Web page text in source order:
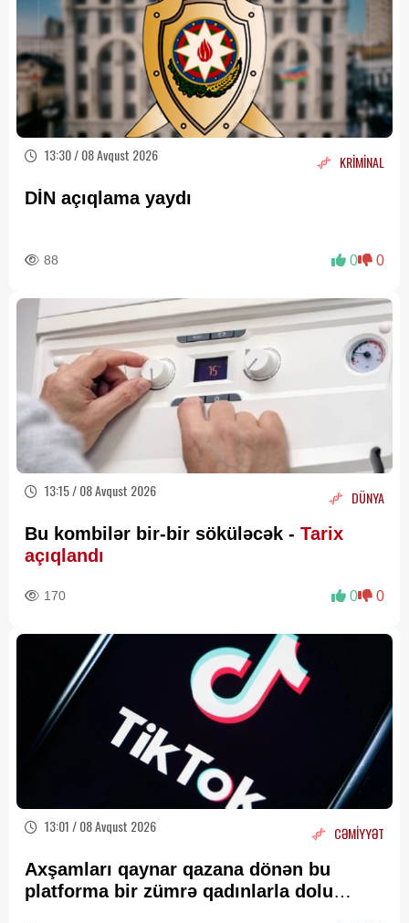
13:30 / 08 Avqust 2026 KRİMİNAL
DİN açıqlama yaydı
88 0 0
13:15 / 08 Avqust 2026 DÜNYA
Bu kombilər bir-bir söküləcək - Tarix
açıqlandı
170 0 0
13:01 / 08 Avqust 2026 CƏMİYYƏT
Axşamları qaynar qazana dönən bu
platforma bir zümrə qadınlarla dolu